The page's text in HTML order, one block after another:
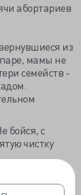
абортариев
из
мамы не
семейств -
бойся, с
чистку
столе,